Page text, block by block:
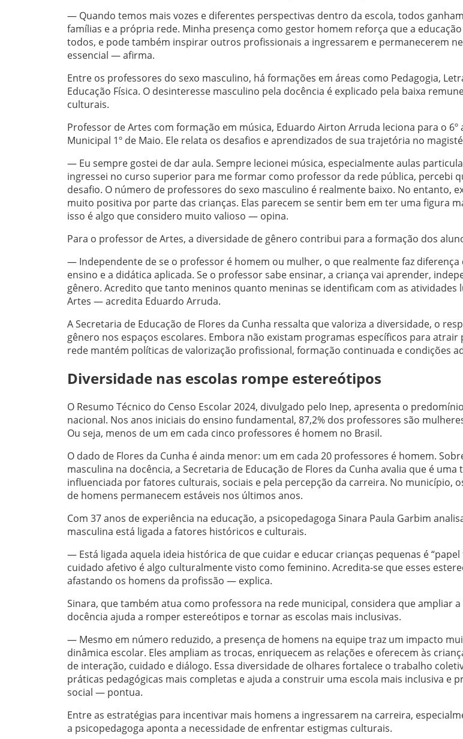
— Quando temos mais vozes e diferentes perspectivas dentro da escola, todos
famílias e a própria rede. Minha presença como gestor homem reforça que a
todos, e pode também inspirar outros profissionais a ingressarem e permanecerem
essencial — afirma.
Entre os professores do sexo masculino, há formações em áreas como Pedagogia,
Educação Física. O desinteresse masculino pela docência é explicado pela baixa
culturais.
Professor de Artes com formação em música, Eduardo Airton Arruda leciona para o 6º
Municipal 1º de Maio. Ele relata os desafios e aprendizados de sua trajetória no
— Eu sempre gostei de dar aula. Sempre lecionei música, especialmente aulas
ingressei no curso superior para me formar como professor da rede pública, percebi
desafio. O número de professores do sexo masculino é realmente baixo. No entanto,
muito positiva por parte das crianças. Elas parecem se sentir bem em ter uma figura
isso é algo que considero muito valioso — opina.
Para o professor de Artes, a diversidade de gênero contribui para a formação dos
— Independente de se o professor é homem ou mulher, o que realmente faz diferença
ensino e a didática aplicada. Se o professor sabe ensinar, a criança vai aprender,
gênero. Acredito que tanto meninos quanto meninas se identificam com as atividades
Artes — acredita Eduardo Arruda.
A Secretaria de Educação de Flores da Cunha ressalta que valoriza a diversidade, o
gênero nos espaços escolares. Embora não existam programas específicos para atrair
rede mantém políticas de valorização profissional, formação continuada e condições
Diversidade nas escolas rompe estereótipos
O Resumo Técnico do Censo Escolar 2024, divulgado pelo Inep, apresenta o
nacional. Nos anos iniciais do ensino fundamental, 87,2% dos professores são
Ou seja, menos de um em cada cinco professores é homem no Brasil.
O dado de Flores da Cunha é ainda menor: um em cada 20 professores é homem.
masculina na docência, a Secretaria de Educação de Flores da Cunha avalia que é
influenciada por fatores culturais, sociais e pela percepção da carreira. No município,
de homens permanecem estáveis nos últimos anos.
Com 37 anos de experiência na educação, a psicopedagoga Sinara Paula Garbim
masculina está ligada a fatores históricos e culturais.
— Está ligada aquela ideia histórica de que cuidar e educar crianças pequenas é “papel
cuidado afetivo é algo culturalmente visto como feminino. Acredita-se que esses
afastando os homens da profissão — explica.
Sinara, que também atua como professora na rede municipal, considera que ampliar
docência ajuda a romper estereótipos e tornar as escolas mais inclusivas.
— Mesmo em número reduzido, a presença de homens na equipe traz um impacto
dinâmica escolar. Eles ampliam as trocas, enriquecem as relações e oferecem às
de interação, cuidado e diálogo. Essa diversidade de olhares fortalece o trabalho
práticas pedagógicas mais completas e ajuda a construir uma escola mais inclusiva e
social — pontua.
Entre as estratégias para incentivar mais homens a ingressarem na carreira,
a psicopedagoga aponta a necessidade de enfrentar estigmas culturais.